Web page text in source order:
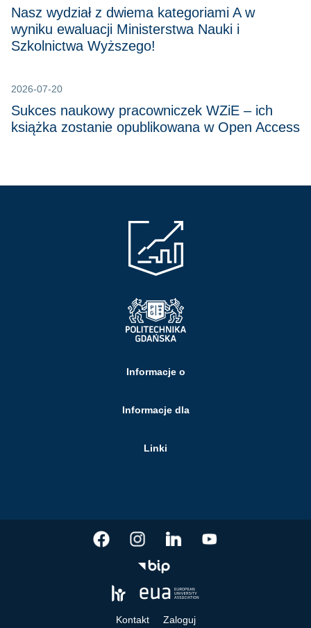
Nasz wydział z dwiema kategoriami A w
wyniku ewaluacji Ministerstwa Nauki i
Szkolnictwa Wyższego!
2026-07-20
Sukces naukowy pracowniczek WZiE – ich
książka zostanie opublikowana w Open Access
Informacje o
Informacje dla
Linki
Kontakt Zaloguj